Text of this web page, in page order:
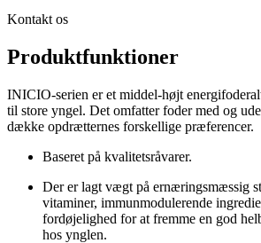
Kontakt os
Produktfunktioner
INICIO-serien er et middel-højt
til store yngel. Det omfatter foder med og
dække opdrætternes forskellige præferencer.
Baseret på kvalitetsråvarer.
Der er lagt vægt på ernæringsmæssig
vitaminer, immunmodulerende
fordøjelighed for at fremme en god
hos ynglen.